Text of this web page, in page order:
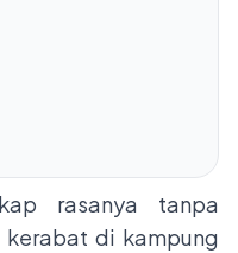
rasanya tanpa
kerabat di kampung